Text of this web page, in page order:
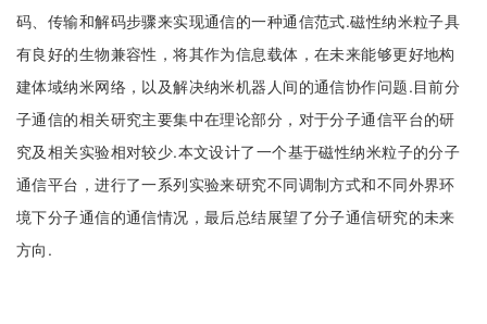
码、传输和解码步骤来实现通信的一种通信范式.磁性纳米粒子具
有良好的生物兼容性，将其作为信息载体，在未来能够更好地构
建体域纳米网络，以及解决纳米机器人间的通信协作问题.目前分
子通信的相关研究主要集中在理论部分，对于分子通信平台的研
究及相关实验相对较少.本文设计了一个基于磁性纳米粒子的分子
通信平台，进行了一系列实验来研究不同调制方式和不同外界环
境下分子通信的通信情况，最后总结展望了分子通信研究的未来
方向.